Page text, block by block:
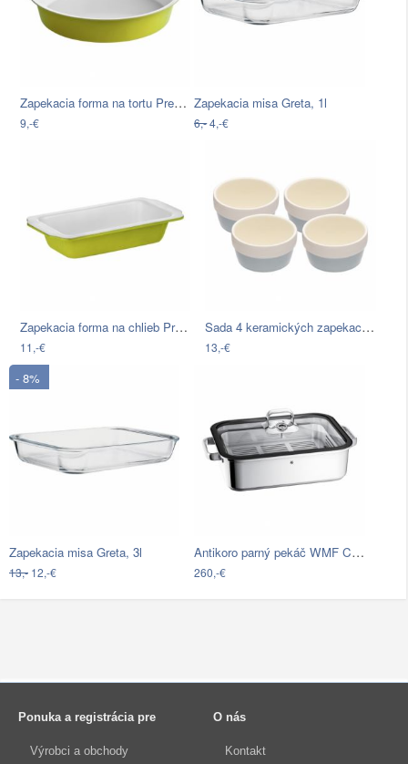
Zapekacia forma na tortu Premier…
9,-€
Zapekacia misa Greta, 1l
6,-4,-€
Zapekacia forma na chlieb Premier…
11,-€
Sada 4 keramických zapekacích mištičiek…
13,-€
- 8%
Zapekacia misa Greta, 3l
13,- 12,-€
Antikoro parný pekáč WMF Cromargan®…
260,-€
Ponuka a registrácia pre
Výrobci a obchody
O nás
Kontakt